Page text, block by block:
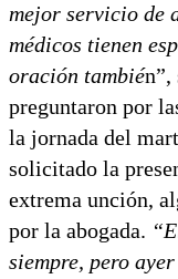
mejor servicio de
médicos tienen
oración también”,
preguntaron por
la jornada del
solicitado la
extrema unción,
por la abogada.
siempre, pero